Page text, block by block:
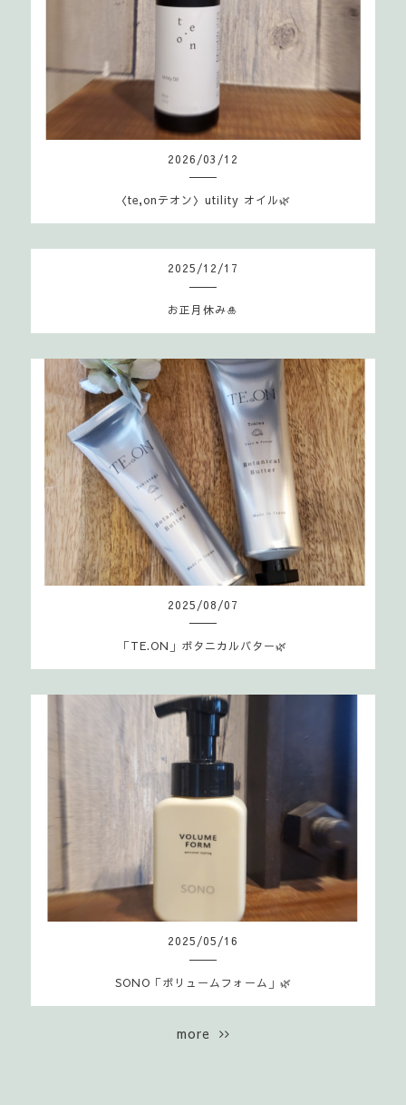
2026/03 /12
〈te,onテオン〉utility オイル🌿
2025/12/17
お正月休み🎍
2025/08/07
「TE.ON」ボタニカルバター🌿
2025/05/16
SONO「ボリュームフォーム」🌿
more